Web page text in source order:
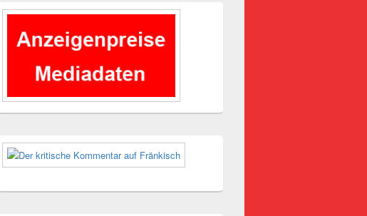
Primärer
Widgetbereich